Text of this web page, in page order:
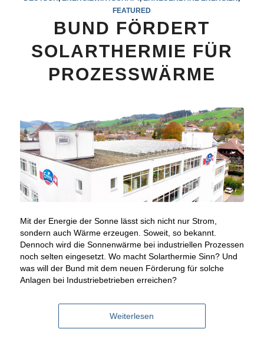
FEATURED
BUND FÖRDERT
SOLARTHERMIE FÜR
PROZESSWÄRME
Mit der Energie der Sonne lässt sich nicht nur Strom,
sondern auch Wärme erzeugen. Soweit, so bekannt.
Dennoch wird die Sonnenwärme bei industriellen Prozessen
noch selten eingesetzt. Wo macht Solarthermie Sinn? Und
was will der Bund mit dem neuen Förderung für solche
Anlagen bei Industriebetrieben erreichen?
Weiterlesen